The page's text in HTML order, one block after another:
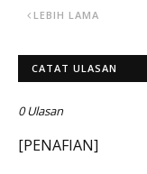
LEBIH LAMA
CATAT ULASAN
0 Ulasan
[PENAFIAN]